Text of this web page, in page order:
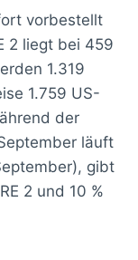
vorbestellt
2 liegt bei 459
1.319
1.759 US-
der
läuft
gibt
2 und 10 %